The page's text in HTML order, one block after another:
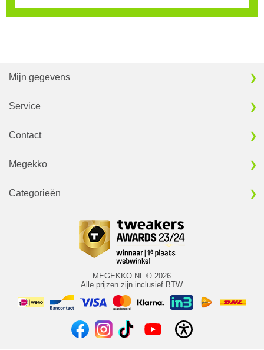
Mijn gegevens
Service
Contact
Megekko
Categorieën
MEGEKKO.NL © 2026
Alle prijzen zijn inclusief BTW